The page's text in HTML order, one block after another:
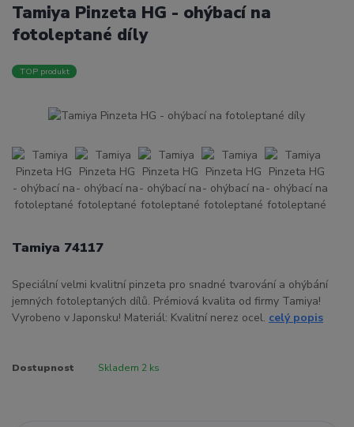
Tamiya Pinzeta HG - ohýbací na
fotoleptané díly
TOP produkt
Tamiya 74117
Speciální velmi kvalitní pinzeta pro snadné tvarování a ohýbání
jemných fotoleptaných dílů. Prémiová kvalita od firmy Tamiya!
Vyrobeno v Japonsku! Materiál: Kvalitní nerez ocel. celý popis
Dostupnost Skladem 2 ks